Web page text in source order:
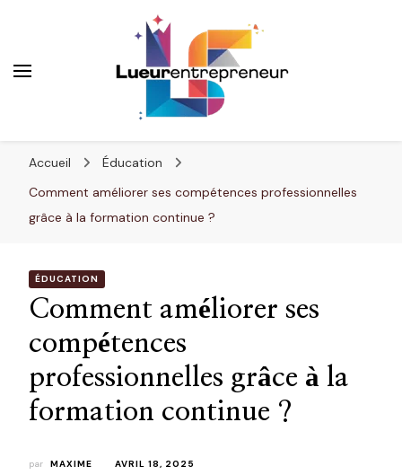
Accueil
Éducation
Comment améliorer ses compétences professionnelles
grâce à la formation continue ?
ÉDUCATION
Comment améliorer ses
compétences
professionnelles grâce à la
formation continue ?
par MAXIME AVRIL 18, 2025